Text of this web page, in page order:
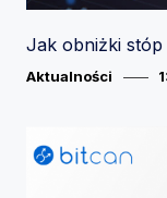
Jak obniżki stóp
Category
Aktualności